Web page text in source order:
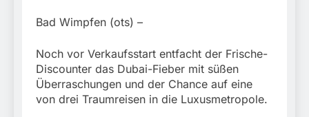
erschleicht rund 45.000
Euro Sozialleistungen
Finanzkontrolle
Schwarzarbeit führen zu
rechtskräftiger
Verurteilung wegen
Betrugs
6. August 2026
München: Europaweit
gesuchtes Mitglied einer
kriminellen Vereinigung
geht ins Netz –
Bundespolizei vollstreckt
6. August 2026
Bundespolizeidirektion
München: Update zu den
Einsatzmaßnahmen der
Bad Wimpfen (ots) –
Noch vor Verkaufsstart entfacht der Frische-
Discounter das Dubai-Fieber mit süßen
Überraschungen und der Chance auf eine
von drei Traumreisen in die Luxusmetropole.